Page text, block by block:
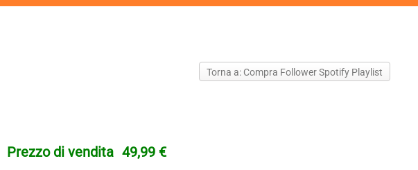
Torna a: Compra Follower Spotify Playlist
Prezzo di vendita 49,99 €